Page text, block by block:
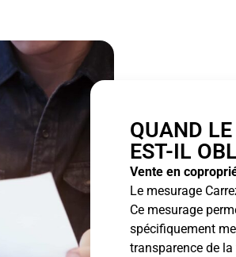
QUAND
EST-IL
Vente en
Le mesurage
Ce mesurage
spécifiquement
transparence de